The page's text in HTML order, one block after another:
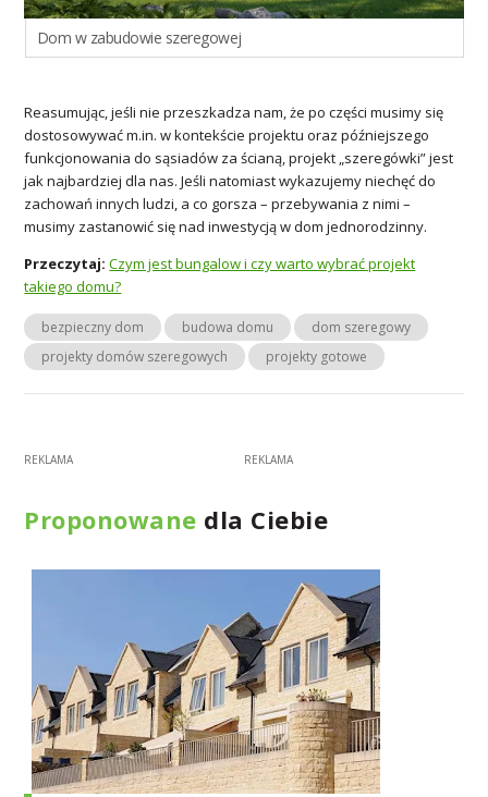
Dom w zabudowie szeregowej
Reasumując, jeśli nie przeszkadza nam, że po części musimy się
dostosowywać m.in. w kontekście projektu oraz późniejszego
funkcjonowania do sąsiadów za ścianą, projekt „szeregówki” jest
jak najbardziej dla nas. Jeśli natomiast wykazujemy niechęć do
zachowań innych ludzi, a co gorsza – przebywania z nimi –
musimy zastanowić się nad inwestycją w dom jednorodzinny.
Przeczytaj: Czym jest bungalow i czy warto wybrać projekt
takiego domu?
bezpieczny dom budowa domu
dom szeregowy
projekty domów szeregowych
projekty gotowe
Proponowane dla Ciebie